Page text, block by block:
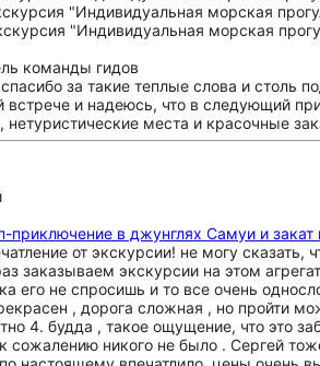
команды гидов
за такие теплые слова и столь
встрече и надеюсь, что в следующий
места и красочные
приключение в джунглях Самуи и закат
от экскурсии! не могу
заказываем экскурсии на этом
его не спросишь и то все очень
, дорога сложная , но пройти
4. будда , такое ощущение, что это
сожалению никого не было . Сергей